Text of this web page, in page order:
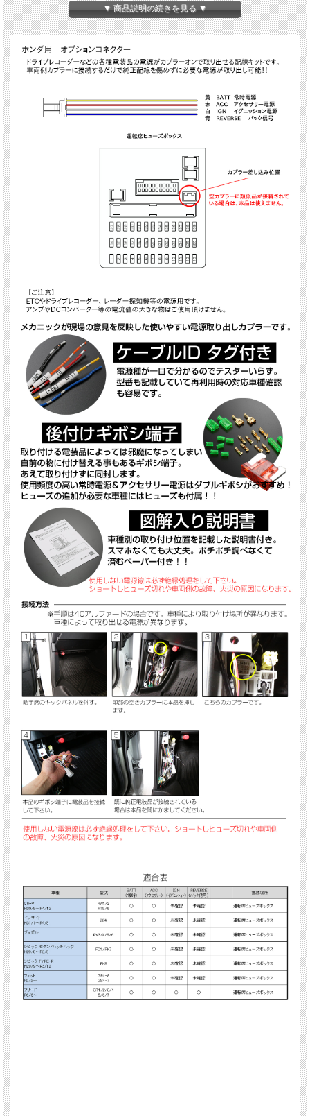
商品概要
■オプションカプラー
■品番：I-592
■取説付き
■適合車種
・CR-V H30/9～R4/12 RW1 / RW2 RT5 / RT6
・シビック セダン/ハッチバック H29/9～R2/8 FC1 / FK7
・シビック TYPE-R H29/9～R3/12 FK8
・フリード R6/6～ GT1 / GT2 / GT3 / GT4 / GT5 / GT6 / GT7
※接続箇所が分かる取り付け説明書付き。
▼ 商品説明の続きを見る ▼